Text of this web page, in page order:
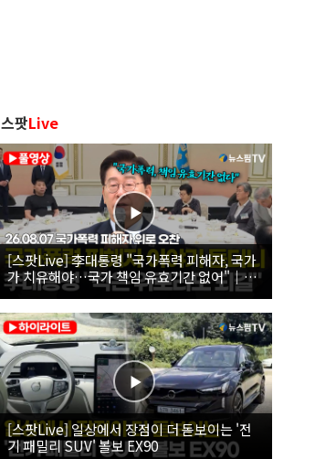
스팟Live
[스팟Live] 李대통령 "국가폭력 피해자, 국가
가 치유해야…국가 책임 유효기간 없어"｜
26.08.07 국가폭력 피해자 위로 오찬
[스팟Live] 일상에서 장점이 더 돋보이는 '전
기 패밀리 SUV' 볼보 EX90